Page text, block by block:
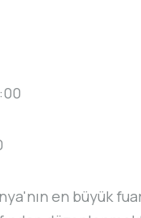
en büyük